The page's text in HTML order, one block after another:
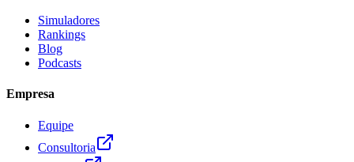
Simuladores
Rankings
Blog
Podcasts
Empresa
Equipe
Consultoria